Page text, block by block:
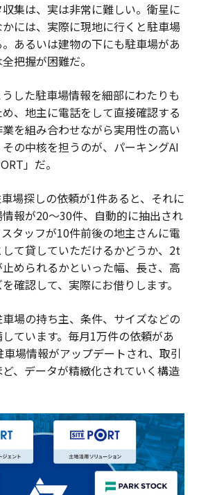
集は、実は非常に難しい。衛星に
には、実際に現地に行くと駐車場
あるいは建物の下にも駐車場があ
把握が困難だ。
した駐車場情報を細部にわたりも
、地主に電話をして直接確認する
を組み合わせながら実用性の高い
の中核を担うのが、パーキングAI
」だ。
車場探しの依頼が1件あると、それに
報が20～30件、自動的に抽出され
タッフが10件前後の地主さんに電
て貸していただけるかどうか、2t
められるかといった幅、長さ、高
確認して、実際にお借りします。
場の持ち主、条件、サイズなどの
ています。毎月1万件の依頼があ
場情報がアップデートされ、取引
、データが精緻化されていく構造